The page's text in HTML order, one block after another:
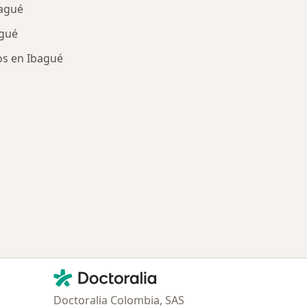
en Ibagué
Contacto
Doctoralia - Página de inicio
Doctoralia Colombia, SAS